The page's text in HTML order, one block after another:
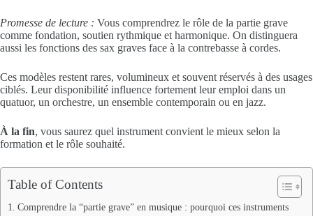
Promesse de lecture : Vous comprendrez le rôle de la partie grave
comme fondation, soutien rythmique et harmonique. On distinguera
aussi les fonctions des sax graves face à la contrebasse à cordes.
Ces modèles restent rares, volumineux et souvent réservés à des usages
ciblés. Leur disponibilité influence fortement leur emploi dans un
quatuor, un orchestre, un ensemble contemporain ou en jazz.
À la fin, vous saurez quel instrument convient le mieux selon la
formation et le rôle souhaité.
Table of Contents
Comprendre la “partie grave” en musique : pourquoi ces instruments